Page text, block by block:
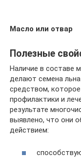
Масло или отвар
Полезные
Наличие в составе
делают семена
средством,
профилактики и
результате
выявлено, что они
действием: